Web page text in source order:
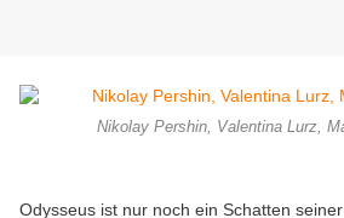
Nikolay Pershin, Valentina Lurz,
Odysseus ist nur noch ein Schatten